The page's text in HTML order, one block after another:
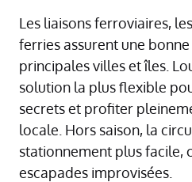
Les liaisons ferroviaires,
ferries assurent une
principales villes et îles.
solution la plus flexible
secrets et profiter
locale. Hors saison, la
stationnement plus facile,
escapades improvisées.